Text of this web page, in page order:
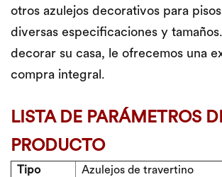
otros azulejos decorativos para
diversas especificaciones y
decorar su casa, le ofrecemos una
compra integral.
LISTA DE PARÁMETROS
PRODUCTO
Tipo
Azulejos de travertino